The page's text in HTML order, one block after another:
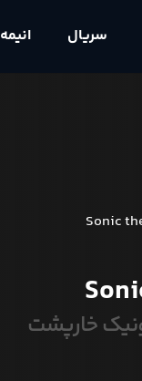
سریال انیمه
خارپشت